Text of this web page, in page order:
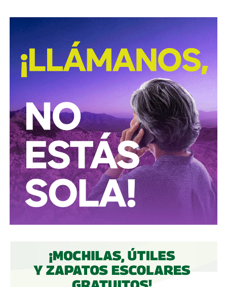
motocicletas y motonetas en San Luis Potosí.
También lee:Deudores alimentarios podrían enfrentar
cárcel por ocultar bienes en SLP